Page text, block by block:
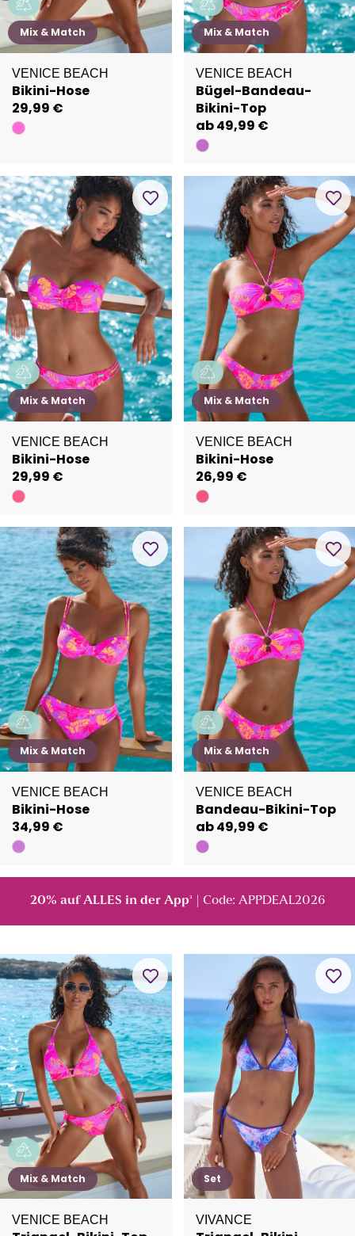
Mix & Match
VENICE BEACH
Bikini-Hose
29,99 €
Mix & Match
VENICE BEACH
Bügel-Bandeau-
Bikini-Top
ab 49,99 €
Mix & Match
VENICE BEACH
Bikini-Hose
29,99 €
Mix & Match
VENICE BEACH
Bikini-Hose
26,99 €
Mix & Match
VENICE BEACH
Bikini-Hose
34,99 €
Mix & Match
VENICE BEACH
Bandeau-Bikini-Top
ab 49,99 €
20% auf ALLES in der App² | Code: APPDEAL2026
Mix & Match
VENICE BEACH
Set
VIVANCE